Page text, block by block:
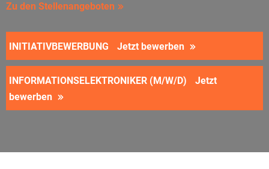
Zu den Stellenangeboten
INITIATIVBEWERBUNG Jetzt bewerben
INFORMATIONSELEKTRONIKER (M/W/D)
Jetzt
bewerben